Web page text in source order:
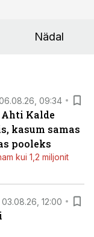
olulisemaks
Nädal
09:34
Kalde
kasum samas
pooleks
kui 1,2 miljonit
03.08.26, 12:00